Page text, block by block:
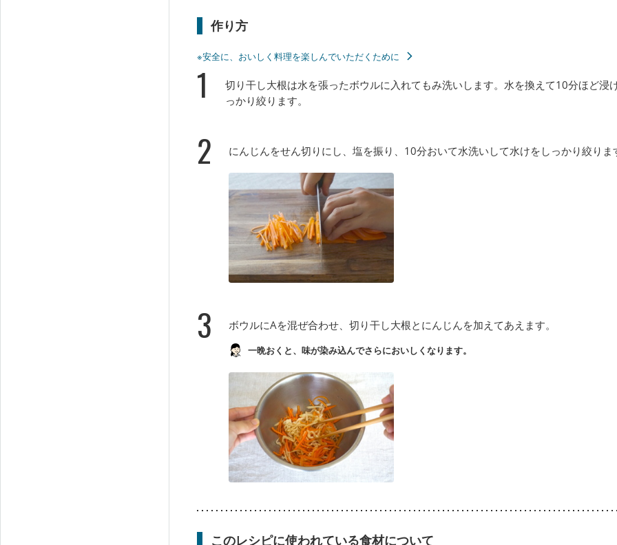
作り方
※安全に、おいしく料理を楽しんでいただくために
1
切り干し大根は水を張ったボウルに入れてもみ洗いします。水を換えて10分ほど浸
っかり絞ります。
2 にんじんをせん切りにし、塩を振り、10分おいて水洗いして水けをしっかり絞りま
3 ボウルにAを混ぜ合わせ、切り干し大根とにんじんを加えてあえます。
一晩おくと、味が染み込んでさらにおいしくなります。
このレシピに使われている食材について